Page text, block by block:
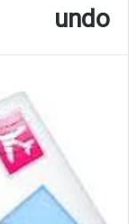
undo